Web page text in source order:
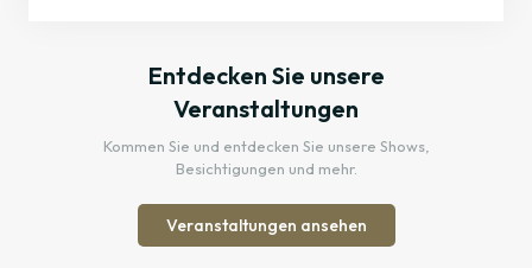
Entdecken Sie unsere
Veranstaltungen
Kommen Sie und entdecken Sie unsere Shows,
Besichtigungen und mehr.
Veranstaltungen ansehen